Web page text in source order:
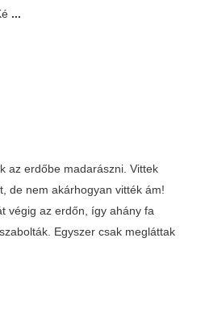
...
az erdőbe madarászni. Vittek
de nem akárhogyan vitték ám!
végig az erdőn, így ahány fa
Egyszer csak megláttak